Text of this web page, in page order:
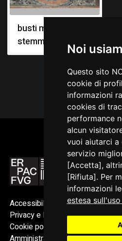
Noi
Questo sito
cookie di
informazioni
cookies di
performance
alcun
vuoi aiutarci a
servizio
[Accetta],
[Rifiuta]. Per
informazioni
estesa
busti maschili,
stemmi gentilizi
Accessibilità
Privacy e Note legali
Cookie policy